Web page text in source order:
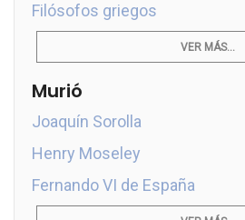
Filósofos griegos
VER MÁS...
Murió
Joaquín Sorolla
Henry Moseley
Fernando VI de España